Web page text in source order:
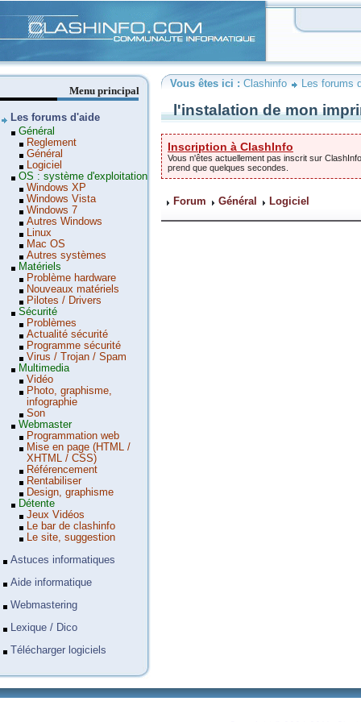
Vous êtes ici : Clashinfo Les forums
l'instalation de mon
Inscription à ClashInfo
Vous n'êtes actuellement pas inscrit sur
prend que quelques secondes.
Forum Général Logiciel
Menu principal
Les forums d'aide
Général
Reglement
Général
Logiciel
OS : système d'exploitation
Windows XP
Windows Vista
Windows 7
Autres Windows
Linux
Mac OS
Autres systèmes
Matériels
Problème hardware
Nouveaux matériels
Pilotes / Drivers
Sécurité
Problèmes
Actualité sécurité
Programme sécurité
Virus / Trojan / Spam
Multimedia
Vidéo
Photo, graphisme,
infographie
Son
Webmaster
Programmation web
Mise en page (HTML /
XHTML / CSS)
Référencement
Rentabiliser
Design, graphisme
Détente
Jeux Vidéos
Le bar de clashinfo
Le site, suggestion
Astuces informatiques
Aide informatique
Webmastering
Lexique / Dico
Télécharger logiciels